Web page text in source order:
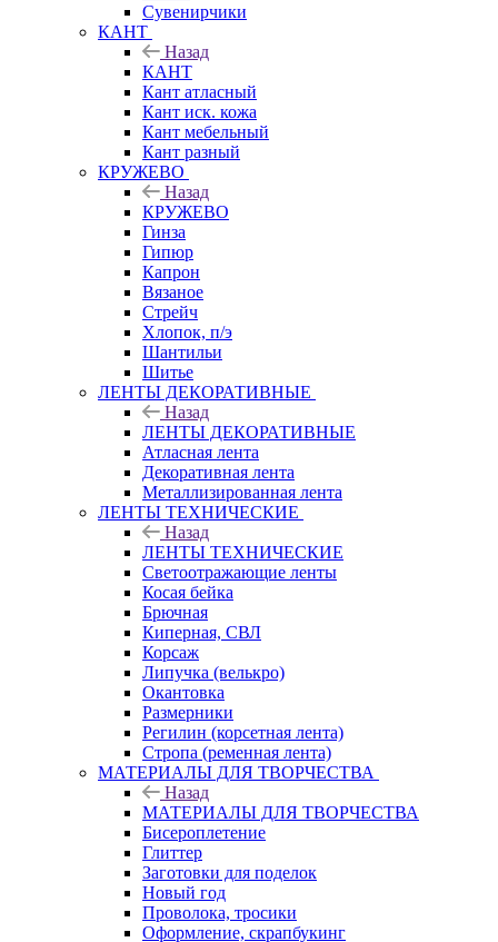
Сувенирчики
КАНТ
Назад
КАНТ
Кант атласный
Кант иск. кожа
Кант мебельный
Кант разный
КРУЖЕВО
Назад
КРУЖЕВО
Гинза
Гипюр
Капрон
Вязаное
Стрейч
Хлопок, п/э
Шантильи
Шитье
ЛЕНТЫ ДЕКОРАТИВНЫЕ
Назад
ЛЕНТЫ ДЕКОРАТИВНЫЕ
Атласная лента
Декоративная лента
Металлизированная лента
ЛЕНТЫ ТЕХНИЧЕСКИЕ
Назад
ЛЕНТЫ ТЕХНИЧЕСКИЕ
Светоотражающие ленты
Косая бейка
Брючная
Киперная, СВЛ
Корсаж
Липучка (велькро)
Окантовка
Размерники
Регилин (корсетная лента)
Стропа (ременная лента)
МАТЕРИАЛЫ ДЛЯ ТВОРЧЕСТВА
Назад
МАТЕРИАЛЫ ДЛЯ ТВОРЧЕСТВА
Бисероплетение
Глиттер
Заготовки для поделок
Новый год
Проволока, тросики
Оформление, скрапбукинг